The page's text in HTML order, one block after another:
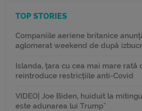
TOP STORIES
Companiile aeriene britanice
aglomerat weekend de după
Islanda, țara cu cea mai mare rată
reintroduce restricțiile anti-Covid
VIDEO| Joe Biden, huiduit la
este adunarea lui Trump"